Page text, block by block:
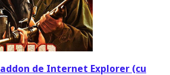
de Internet Explorer (cu